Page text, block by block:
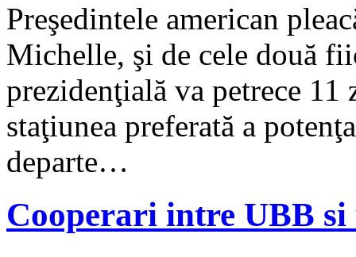
Preşedintele american
Michelle, şi de cele două
prezidenţială va petrece 11
staţiunea preferată a
departe…
Cooperari intre UBB